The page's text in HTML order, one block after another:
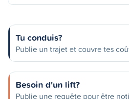
Tu conduis?
Publie un trajet et couvre tes
Besoin d'un lift?
Publie une requête pour être